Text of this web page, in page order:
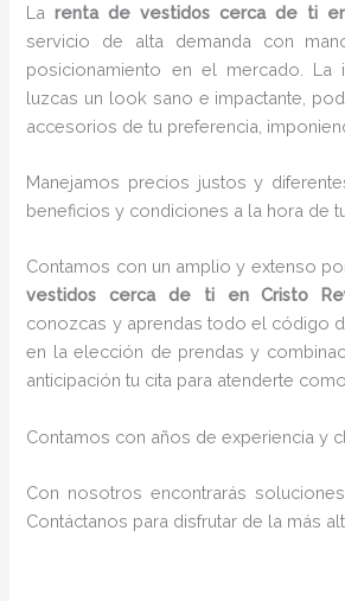
Larenta de vestidos cerca de ti
servicio de alta demanda con
posicionamiento en el mercado. La
luzcas un look sano e impactante,
accesorios de tu preferencia,
Manejamos precios justos y
beneficios y condiciones a la hora de
Contamos con un amplio y extenso
vestidos cerca de ti en Cristo
conozcas y aprendas todo el código
en la elección de prendas y
anticipación tu cita para atenderte
Contamos con años de experiencia y
Con nosotros encontrarás
Contáctanos para disfrutar de la más